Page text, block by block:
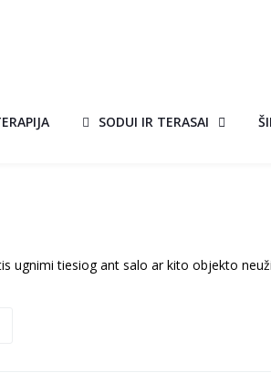
SODUI IR TERASAI
ugnimi tiesiog ant salo ar kito objekto